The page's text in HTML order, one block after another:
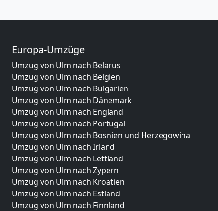
Europa-Umzüge
Umzug von Ulm nach Belarus
Umzug von Ulm nach Belgien
Umzug von Ulm nach Bulgarien
Umzug von Ulm nach Dänemark
Umzug von Ulm nach England
Umzug von Ulm nach Portugal
Umzug von Ulm nach Bosnien und Herzegowina
Umzug von Ulm nach Irland
Umzug von Ulm nach Lettland
Umzug von Ulm nach Zypern
Umzug von Ulm nach Kroatien
Umzug von Ulm nach Estland
Umzug von Ulm nach Finnland